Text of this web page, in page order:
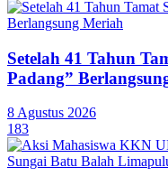
Setelah 41 Tahun
Padang”
8 Agustus 2026
183